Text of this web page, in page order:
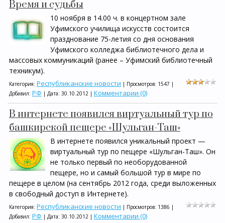
Время и судьбы
10 ноября в 14.00 ч. в концертном зале
Уфимского училища искусств состоится
празднование 75-летия со дня основания
Уфимского колледжа библиотечного дела и
массовых коммуникаций (ранее – Уфимский библиотечный
техникум).
Категория: Республиканские новости | Просмотров: 1547 |
Добавил: РФ | Дата: 30.10.2012 | Комментарии (0)
В интернете появился виртуальный тур по
башкирской пещере «Шульган-Таш»
В интернете появился уникальный проект —
виртуальный тур по пещере «Шульган-Таш». Он
не только первый по необорудованной
пещере, но и самый большой тур в мире по
пещере в целом (на сентябрь 2012 года, среди выложенных
в свободный доступ в Интернете).
Категория: Республиканские новости | Просмотров: 1386 |
Добавил: РФ | Дата: 30.10.2012 | Комментарии (0)